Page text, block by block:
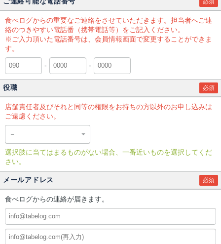
必須
食べログからの重要なご連絡をさせていただきます。担当者へご連
絡のつきやすい電話番（携帯電話等）をご記入ください。
※ご入力頂いた電話番号は、会員情報画面で変更することができま
す。
- -
役職 必須
店舗責任者及びそれと同等の権限をお持ちの方以外のお申し込みは
ご遠慮ください。
選択肢に当てはまるものがない場合、一番近いものを選択してくだ
さい。
メールアドレス 必須
食べログからの連絡が届きます。